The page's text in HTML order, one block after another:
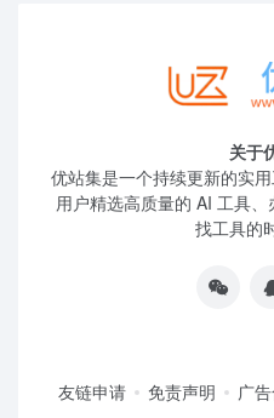
关于
优站集是一个持续更新的实
用户精选高质量的 AI 工具
找工具的
友链申请 免责声明 广